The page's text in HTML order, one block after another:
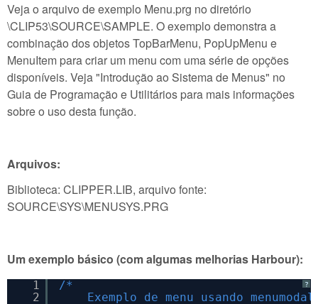
Veja o arquivo de exemplo Menu.prg no diretório
\CLIP53\SOURCE\SAMPLE. O exemplo demonstra a
combinação dos objetos TopBarMenu, PopUpMenu e
MenuItem para criar um menu com uma série de opções
disponíveis. Veja "Introdução ao Sistema de Menus" no
Guia de Programação e Utilitários para mais informações
sobre o uso desta função.
Arquivos:
Biblioteca: CLIPPER.LIB, arquivo fonte:
SOURCE\SYS\MENUSYS.PRG
Um exemplo básico (com algumas melhorias Harbour):
?
1
2
/*
Exemplo de menu usando